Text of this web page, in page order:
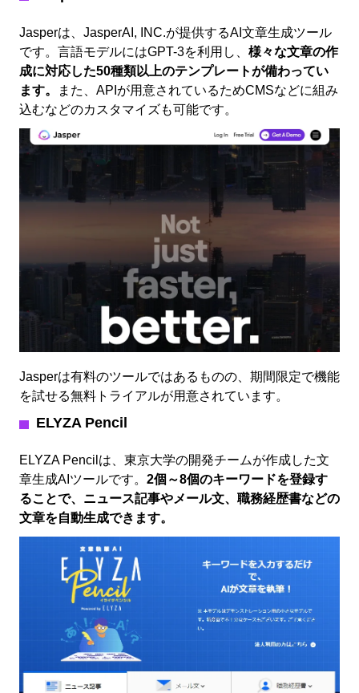
Jasperは、JasperAI, INC.が提供するAI文章生成ツール
です。言語モデルにはGPT-3を利用し、 様々な文章の作
成に対応した50種類以上のテンプレートが備わってい
ます。
また、APIが用意されているためCMSなどに組み
込むなどのカスタマイズも可能です。
Jasperは有料のツールではあるものの、期間限定で機能
を試せる無料トライアルが用意されています。
ELYZA Pencil
ELYZA Pencilは、東京大学の開発チームが作成した文
章生成AIツールです。 2個～8個のキーワードを登録す
ることで、ニュース記事やメール文、職務経歴書などの
文章を自動生成できます。